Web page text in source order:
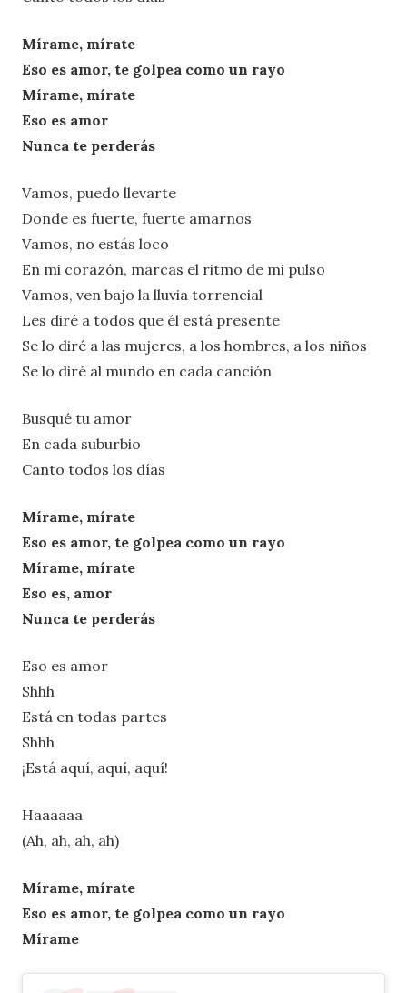
Mírame, mírate
Eso es amor, te golpea como un rayo
Mírame, mírate
Eso es amor
Nunca te perderás
Vamos, puedo llevarte
Donde es fuerte, fuerte amarnos
Vamos, no estás loco
En mi corazón, marcas el ritmo de mi pulso
Vamos, ven bajo la lluvia torrencial
Les diré a todos que él está presente
Se lo diré a las mujeres, a los hombres, a los niños
Se lo diré al mundo en cada canción
Busqué tu amor
En cada suburbio
Canto todos los días
Mírame, mírate
Eso es amor, te golpea como un rayo
Mírame, mírate
Eso es, amor
Nunca te perderás
Eso es amor
Shhh
Está en todas partes
Shhh
¡Está aquí, aquí, aquí!
Haaaaaa
(Ah, ah, ah, ah)
Mírame, mírate
Eso es amor, te golpea como un rayo
Mírame